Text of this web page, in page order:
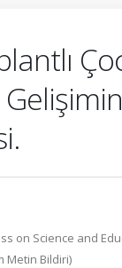
on Science and
Metin Bildiri)